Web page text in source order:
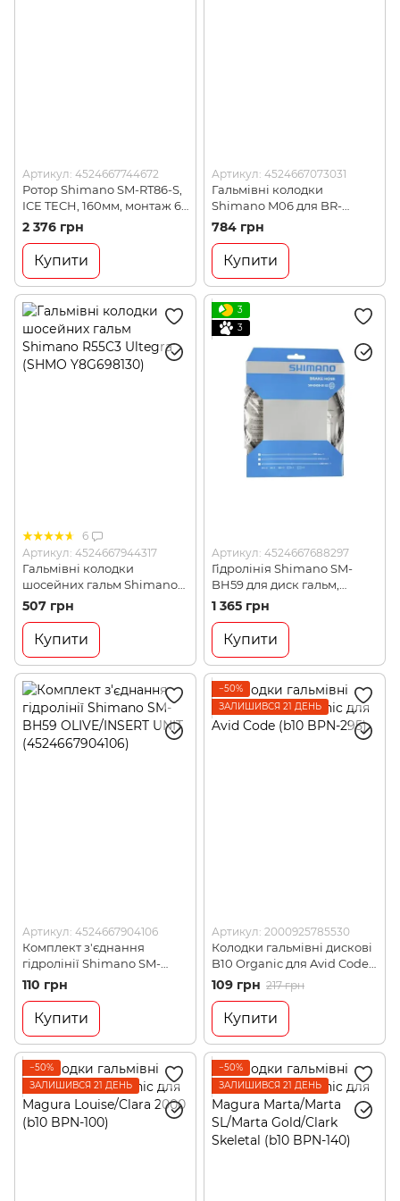
Артикул: 4524667744672
Ротор Shimano SM-RT86-S,
ICE TECH, 160мм, монтаж 6
болтів (SMRT86S2)
2 376 грн
Купити
Артикул: 4524667073031
Гальмівні колодки
Shimano M06 для BR-
M975/965/M775/М665.
метал (Y8CL98010)
784 грн
Купити
6
Артикул: 4524667944317
Гальмівні колодки
шосейних гальм Shimano
R55C3 Ultegra (SHMO
Y8G698130)
507 грн
Купити
3
3
Артикул: 4524667688297
Гідролінія Shimano SM-
BH59 для диск гальм,
1000мм з комплектом
з'єднання, чорн
(4524667688297)
1 365 грн
Купити
Артикул: 4524667904106
Комплект з'єднання
гідролінії Shimano SM-
BH59 OLIVE/INSERT UNIT
(4524667904106)
110 грн
Купити
−50%
ЗАЛИШИВСЯ 21 ДЕНЬ
Артикул: 2000925785530
Колодки гальмівні дискові
B10 Organic для Avid Code
(b10 BPN-295)
109 грн 217 грн
Купити
−50%
ЗАЛИШИВСЯ 21 ДЕНЬ
−50%
ЗАЛИШИВСЯ 21 ДЕНЬ